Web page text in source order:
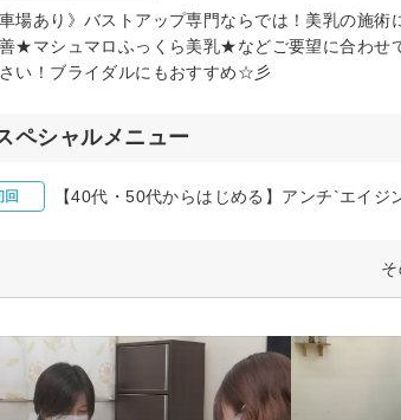
車場あり》バストアップ専門ならでは！美乳の施
★マシュマロふっくら美乳★などご要望に合わせ
い！ブライダルにもおすすめ☆彡
ペシャルメニュー
回 【40代・50代からはじめる】アンチ`エイ